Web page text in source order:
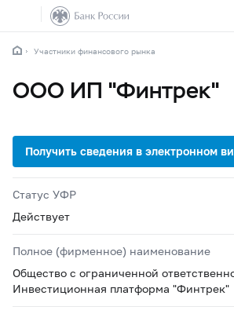
Участники финансового рынка
ООО ИП "Финтрек"
Статус УФР
Действует
Полное (фирменное) наименование
Общество с ограниченной
Инвестиционная платформа "Финтрек"